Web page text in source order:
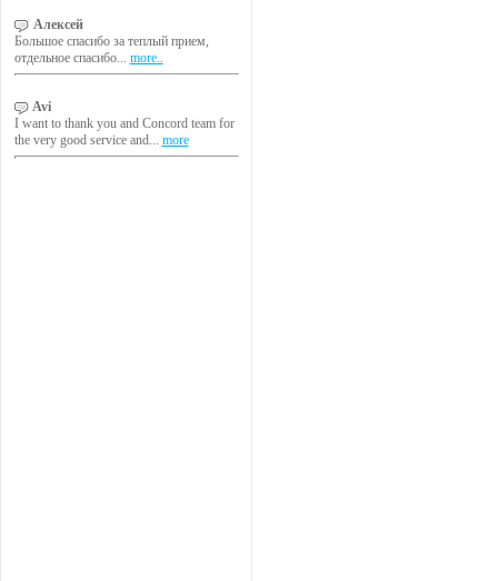
Алексей
Большое спасибо за теплый прием,
отдельное спасибо... more..
Avi
I want to thank you and Concord team for
the very good service and... more